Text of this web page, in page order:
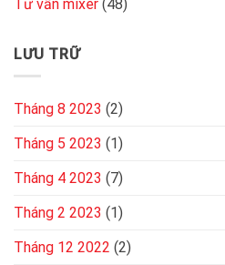
Tư vấn mixer (48)
LƯU TRỮ
Tháng 8 2023 (2)
Tháng 5 2023 (1)
Tháng 4 2023 (7)
Tháng 2 2023 (1)
Tháng 12 2022 (2)